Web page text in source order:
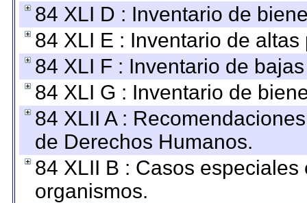
84 XLI D : Inventario de
84 XLI E : Inventario de
84 XLI F : Inventario de
84 XLI G : Inventario de
84 XLII A :
de Derechos Humanos.
84 XLII B : Casos
organismos.